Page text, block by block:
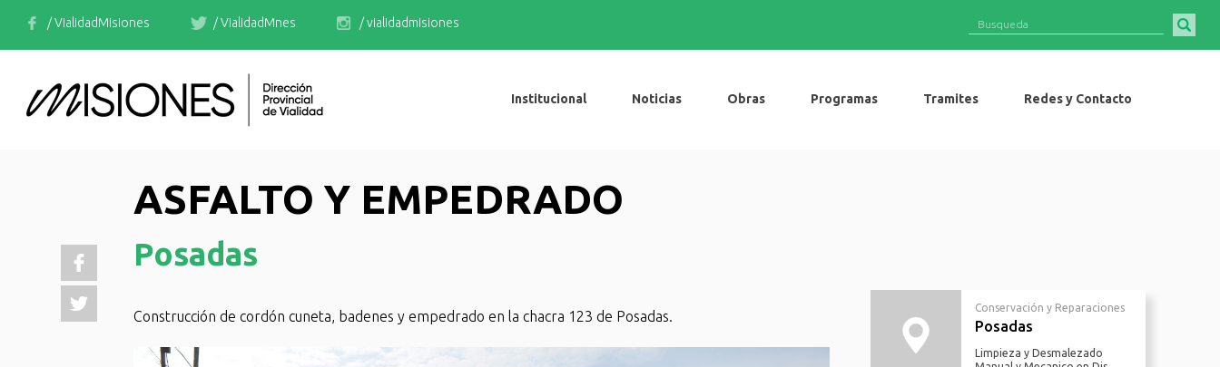
/ VialidadMisiones / VialidadMnes / vialidadmisiones
Redes y Contacto
Tramites
Programas
Obras
Noticias
Institucional
ASFALTO Y EMPEDRADO
Posadas
Construcción de cordón cuneta, badenes y empedrado en la chacra 123 de Posadas.
Conservación y Reparaciones
Posadas
Limpieza y Desmalezado